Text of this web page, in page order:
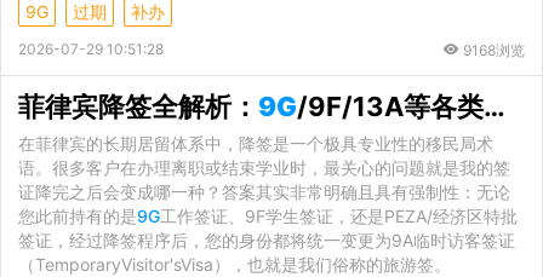
9G 过期 补办
2026-07-29 10:51:28 9168浏览
菲律宾降签全解析： 9G/9F/13A等各类签证降签后统一转为9A旅游签，附OTL离境令深度解读
在菲律宾的长期居留体系中，降签是一个极具专业性的移民局术
语。很多客户在办理离职或结束学业时，最关心的问题就是我的签
证降完之后会变成哪一种？答案其实非常明确且具有强制性：无论
您此前持有的是9G工作签证、9F学生签证，还是PEZA/经济区特批
签证，经过降签程序后，您的身份都将统一变更为9A临时访客签证
（TemporaryVisitor'sVisa），也就是我们俗称的旅游签。